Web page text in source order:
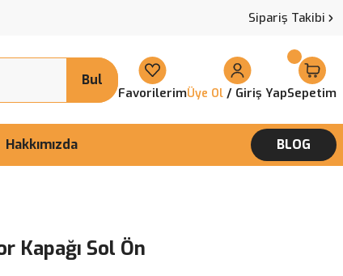
Sipariş Takibi
Bul
FavorilerimÜye Ol / Giriş YapSepetim
Hakkımızda BLOG
Kapağı Sol Ön